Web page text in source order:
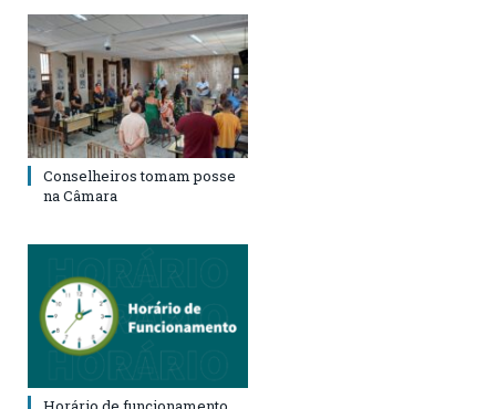
Conselheiros tomam posse
na Câmara